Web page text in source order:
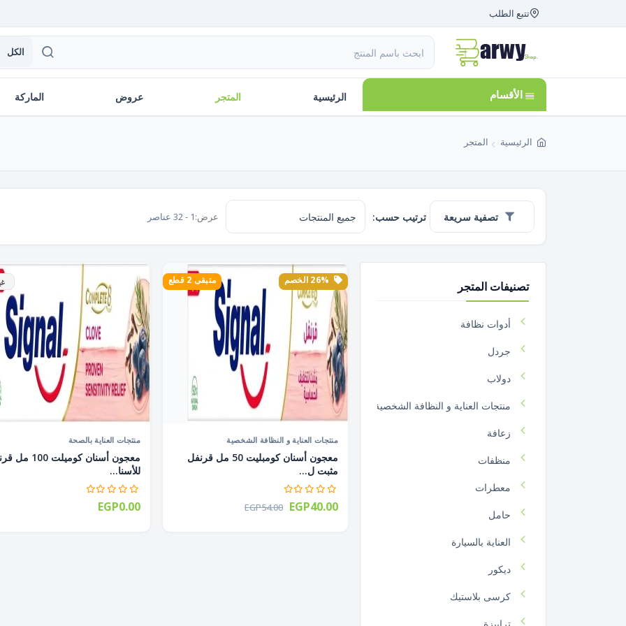
تتبع الطلب
الكل
الأقسام الرئيسية المتجر عروض الماركة
الرئيسية المتجر
تصفية سريعة ترتيب حسب: عرض:1 - 32 عناصر
متبقى 2 قطع
منتجات العناية و النظافة الشخصية
معجون أسنان كومبليت 50 مل قرنفل
مثبت ل...
EGP54.00 EGP40.00
منتجات العناية بالصحة
معجون أسنان كوميلت
للأسنا...
EGP0.00
تصنيفات المتجر
أدوات نظافة
جردل
دولاب
منتجات العناية و النظافة الشخصية
زعافة
منظفات
معطرات
حامل
العناية بالسيارة
ديكور
كرسى بلاستيك